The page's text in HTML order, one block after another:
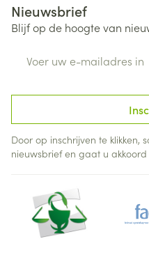
Nieuwsbrief
Blijf op de hoogte van
Door op inschrijven te klikken,
nieuwsbrief en gaat u